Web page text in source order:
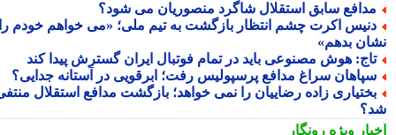
سابق استقلال شاگرد منصوریان می شود؟
اکرت چشم انتظار بازگشت به تیم ملی؛ «می خواهم خودم را
بدهم»
هوش مصنوعی باید در تمام فوتبال ایران گسترش پیدا کند
سراغ مدافع پرسپولیس رفت؛ ابرقویی در آستانه جدایی؟
زاده رضاییان را نمی خواهد؛ بازگشت مدافع استقلال منتفی
ویژهرونگار